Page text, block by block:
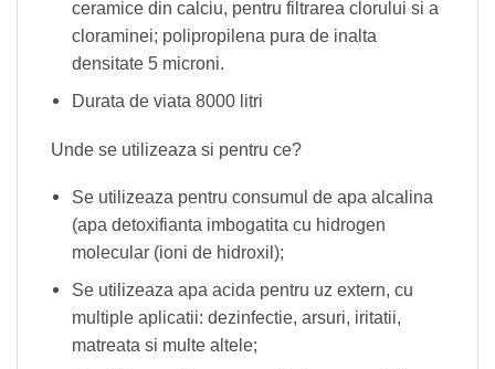
ceramice din calciu, pentru filtrarea clorului si a
cloraminei; polipropilena pura de inalta
densitate 5 microni.
Durata de viata 8000 litri
Unde se utilizeaza si pentru ce?
Se utilizeaza pentru consumul de apa alcalina
(apa detoxifianta imbogatita cu hidrogen
molecular (ioni de hidroxil);
Se utilizeaza apa acida pentru uz extern, cu
multiple aplicatii: dezinfectie, arsuri, iritatii,
matreata si multe altele;